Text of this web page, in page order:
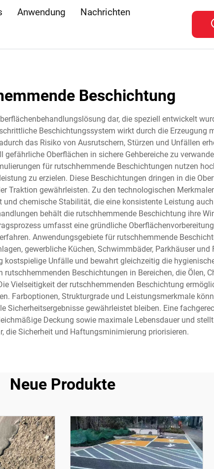
Anwendung Nachrichten
Beschichtung
dar, die speziell entwickelt
Beschichtungssystem wirkt durch die Erzeugung
das Risiko von Ausrutschern, Stürzen und Unfällen
Oberflächen in sichere Gehbereiche zu
für rutschhemmende Beschichtungen nutzen
zu erzielen. Diese Beschichtungen dringen in die
Traktion gewährleisten. Zu den technologischen
chemische Stabilität, die eine konsistente Leistung
behält die rutschhemmende Beschichtung ihre
umfasst eine gründliche
Anwendungsgebiete für rutschhemmende
gewerbliche Küchen, Schwimmbäder, Parkhäuser
Unfälle und bewahrt gleichzeitig die
Beschichtungen in Bereichen, die Ölen,
Vielseitigkeit der rutschhemmenden Beschichtung
Farboptionen, Strukturgrade und Leistungsmerkmale
gewährleistet bleiben. Eine
Deckung sowie maximale Lebensdauer und
die Sicherheit und Haftungsminimierung priorisieren.
Neue Produkte